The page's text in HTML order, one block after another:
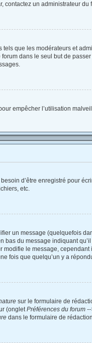
contactez un administrateur du
que les modérateurs et
dans le seul but de
empêcher l’utilisation
d’être enregistré pour
etc.
un message (quelquefois
du message indiquant
le message,
fois que quelqu’un y a
sur le formulaire de
(ongletPréférences du forum
dans le formulaire de